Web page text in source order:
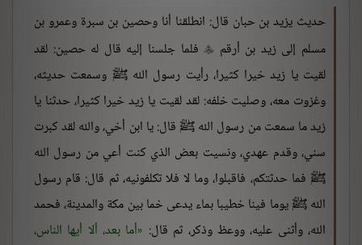
حديث يزيد بن حبان قال: انطلقنا أنا وحصين بن سبرة وعمرو بن
مسلم إلى زيد بن أرقم فلما جلسنا إليه قال له حصين: لقد
لقيت يا زيد خيرا كثيرا، رأيت رسول الله ﷺ وسمعت حديثه،
وغزوت معه، وصليت خلفه: لقد لقيت يا زيد خيرا كثيرا، حدثنا يا
زيد ما سمعت من رسول الله ﷺ قال: يا ابن أخي، والله لقد كبرت
سني، وقدم عهدي، ونسيت بعض الذي كنت أعي من رسول الله
ﷺ فما حدثتكم، فاقبلوا، وما لا فلا تكلفونيه، ثم قال: قام رسول
الله ﷺ يوما فينا خطيبا بماء يدعى خما بين مكة والمدينة، فحمد
الله، وأثنى عليه، ووعظ وذكر، ثم قال: أما بعد، ألا أيها الناس،